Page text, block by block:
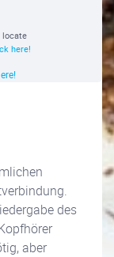
locate
here!
des
aber